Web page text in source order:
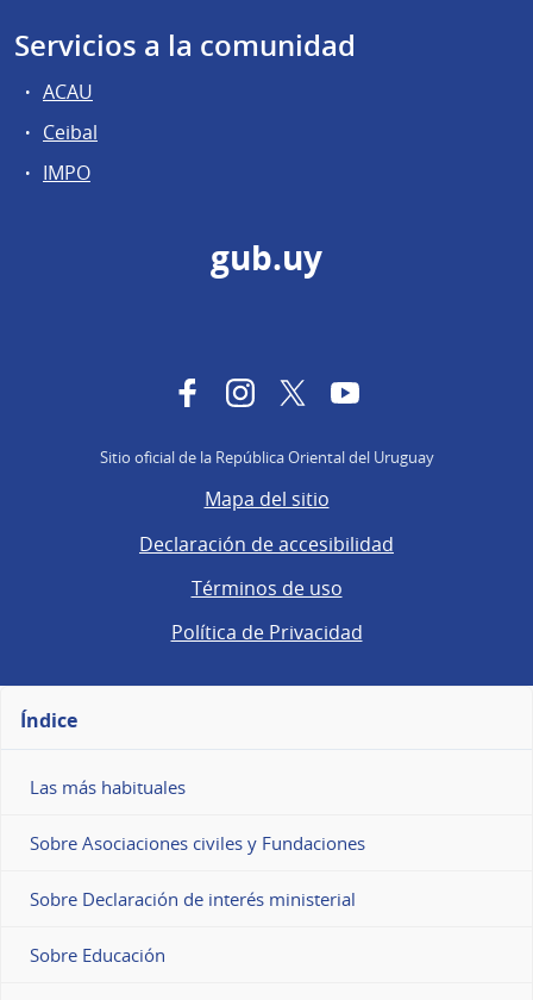
Servicios a la comunidad
ACAU
Ceibal
IMPO
gub.uy
FacebookInstagram
TwitterYouTube
Sitio oficial de la República Oriental del Uruguay
Mapa del sitio
Declaración de accesibilidad
Términos de uso
Política de Privacidad
Índice
Las más habituales
Sobre Asociaciones civiles y Fundaciones
Sobre Declaración de interés ministerial
Sobre Educación